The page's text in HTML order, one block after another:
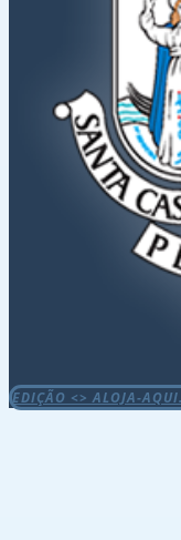
EDIÇÃO <> ALOJA-